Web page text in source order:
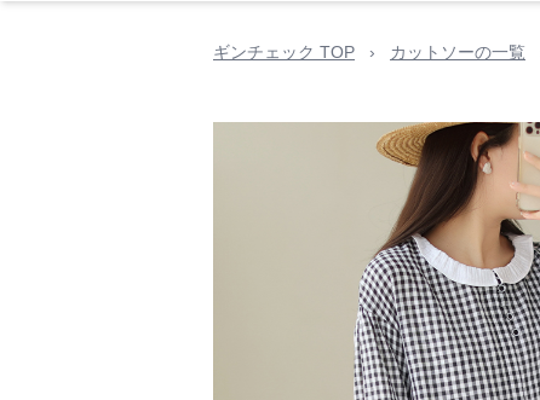
ギンチェック TOP › カットソーの一覧